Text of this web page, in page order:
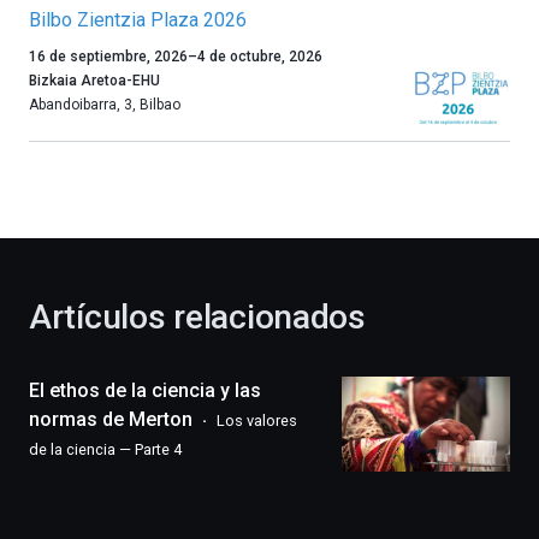
Bilbo Zientzia Plaza 2026
Un
año
más,
celebración
novena
edición
de
16 de septiembre, 2026–4 de octubre, 2026
Bizkaia Aretoa-EHU
Abandoibarra, 3, Bilbao
Artículos relacionados
El ethos de la ciencia y las
normas de Merton
Los valores
de la ciencia — Parte 4